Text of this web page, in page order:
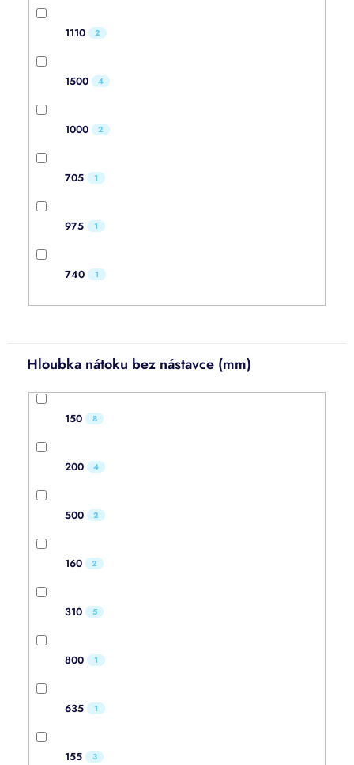
1110 2
1500 4
1000 2
705 1
975 1
740 1
Hloubka nátoku bez nástavce (mm)
150 8
200 4
500 2
160 2
310 5
800 1
635 1
155 3